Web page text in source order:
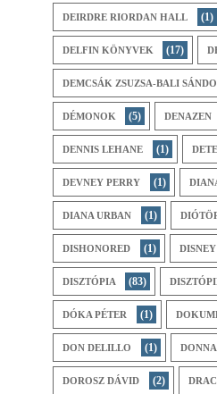
DEIRDRE RIORDAN HALL (1)
DELFIN KÖNYVEK (17)
DEMCSÁK ZSUZSA-BALI
DÉMONOK (5) DENAZEN
DENNIS LEHANE (1)
DEVNEY PERRY (1)
DIANA URBAN (1)
DISHONORED (1) DISNEY
DISZTÓPIA (83)
DÓKA PÉTER (1)
DON DELILLO (1)
DOROSZ DÁVID (2)